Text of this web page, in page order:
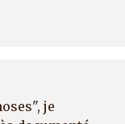
je